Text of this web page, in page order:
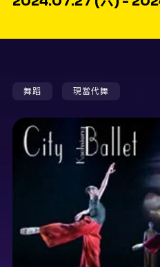
舞蹈 現當代舞